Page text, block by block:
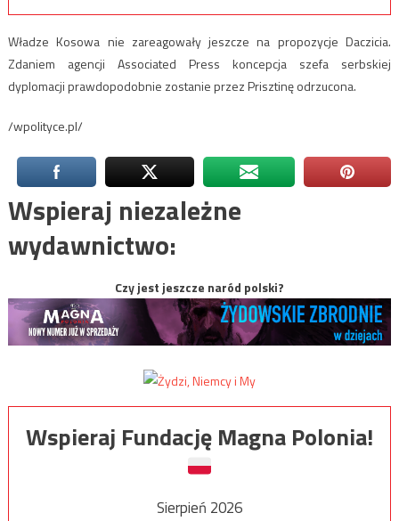
Władze Kosowa nie zareagowały jeszcze na propozycje Daczicia.
Zdaniem agencji Associated Press koncepcja szefa serbskiej
dyplomacji prawdopodobnie zostanie przez Prisztinę odrzucona.
/wpolityce.pl/
Wspieraj niezależne
wydawnictwo:
Czy jest jeszcze naród polski?
Wspieraj Fundację Magna Polonia!
Sierpień 2026